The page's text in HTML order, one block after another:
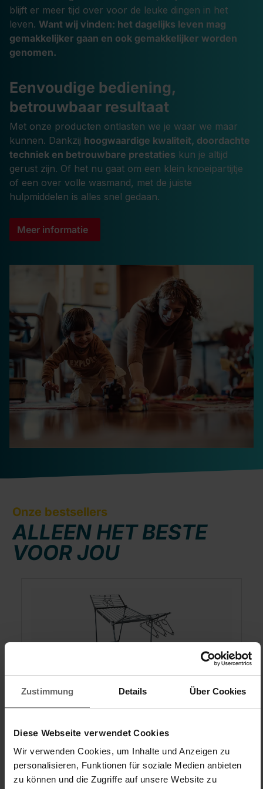
Zustimmung Details Über Cookies
Diese Webseite verwendet Cookies
Wir verwenden Cookies, um Inhalte und Anzeigen zu
personalisieren, Funktionen für soziale Medien anbieten
zu können und die Zugriffe auf unsere Website zu
blijft er meer tijd over voor de leuke dingen in het
leven. Want wij vinden: het dagelijks leven mag
gemakkelijker gaan en ook gemakkelijker worden
genomen.
Eenvoudige bediening,
betrouwbaar resultaat
Met onze producten ontlasten we je waar we maar
kunnen. Dankzij hoogwaardige kwaliteit, doordachte
techniek en betrouwbare prestaties kun je altijd
gerust zijn. Of het nu gaat om een klein knoeipartijtje
of een over volle wasmand, met de juiste
hulpmiddelen is alles snel gedaan.
Meer informatie
Onze bestsellers
ALLEEN HET BESTE
VOOR JOU
Droogrek Pegasus 200 Solid Black